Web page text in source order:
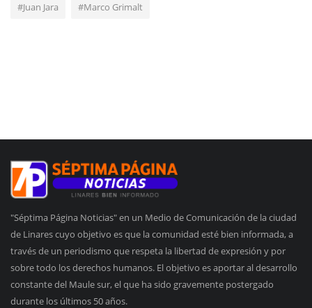
#Juan Jara #Marco Grimalt
"Séptima Página Noticias" en un Medio de Comunicación de la ciudad
de Linares cuyo objetivo es que la comunidad esté bien informada, a
través de un periodismo que respeta la libertad de expresión y por
sobre todo los derechos humanos. El objetivo es aportar al desarrollo
constante del Maule sur, el que ha sido gravemente postergado
durante los últimos 50 años.